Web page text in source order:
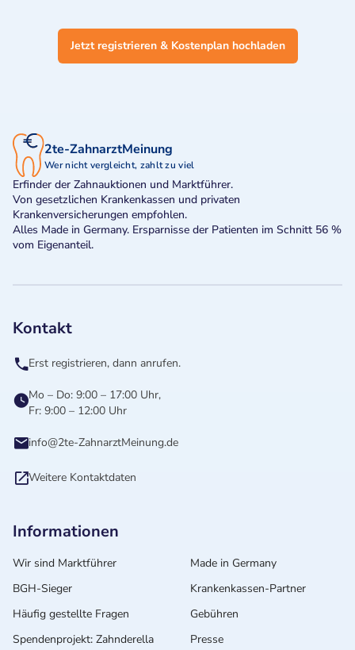
Jetzt registrieren & Kostenplan hochladen
2te-ZahnarztMeinung
Wer nicht vergleicht, zahlt zu viel
Erfinder der Zahnauktionen und Marktführer.
Von gesetzlichen Krankenkassen und privaten
Krankenversicherungen empfohlen.
Alles Made in Germany. Ersparnisse der Patienten im Schnitt 56 %
vom Eigenanteil.
Kontakt
Erst registrieren, dann anrufen.
Mo – Do: 9:00 – 17:00 Uhr,
Fr: 9:00 – 12:00 Uhr
info@2te-ZahnarztMeinung.de
Weitere Kontaktdaten
Informationen
Wir sind Marktführer
Made in Germany
BGH-Sieger
Krankenkassen-Partner
Häufig gestellte Fragen
Gebühren
Spendenprojekt: Zahnderella
Presse